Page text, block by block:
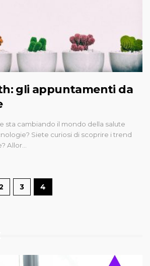
gli appuntamenti da
sta cambiando il mondo della salute
Siete curiosi di scoprire i trend
Allor…
3 4